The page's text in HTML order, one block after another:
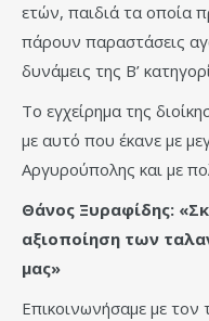
ετών, παιδιά τα οποία
πάρουν παραστάσεις
δυνάμεις της Β’
Το εγχείρημα της
με αυτό που έκανε με
Αργυρούπολης και με
Θάνος Ξυραφίδης:
αξιοποίηση των
μας»
Επικοινωνήσαμε με τον